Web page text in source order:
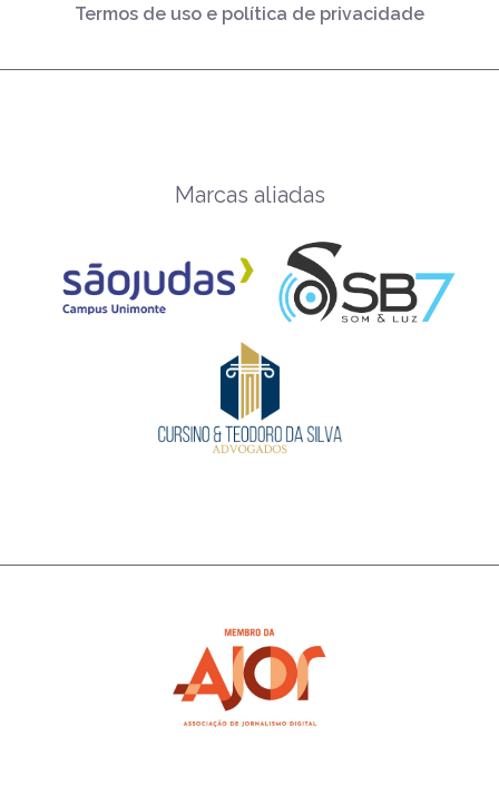
Termos de uso e política de privacidade
Marcas aliadas